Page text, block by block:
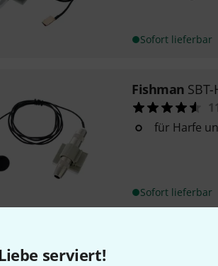
serviert!
Sofort lieferbar
Fishman SBT-
11
für Harfe
Sofort lieferbar